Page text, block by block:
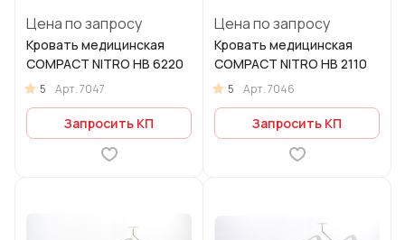
Цена по запросу
Кровать медицинская
COMPACT NITRO HB 6220
5 Арт.7047
Запросить КП
Цена по запросу
Кровать медицинская
COMPACT NITRO HB 2110
5 Арт.7046
Запросить КП